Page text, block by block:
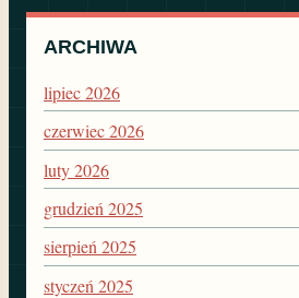
ARCHIWA
lipiec 2026
czerwiec 2026
luty 2026
grudzień 2025
sierpień 2025
styczeń 2025